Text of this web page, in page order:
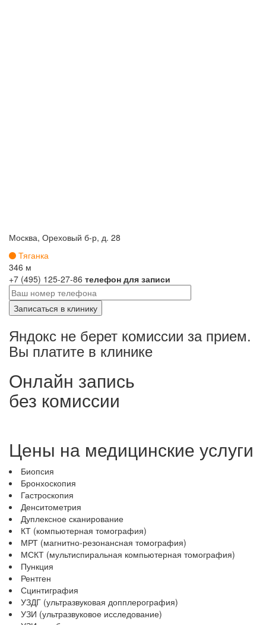
Москва, Ореховый б-р, д. 28
Тяганка
346 м
+7 (495) 125-27-86 телефон для записи
Яндокс не берет комиссии за прием.
Вы платите в клинике
Онлайн запись
без комиссии
Цены на медицинские услуги
Биопсия
Бронхоскопия
Гастроскопия
Денситометрия
Дуплексное сканирование
КТ (компьютерная томография)
МРТ (магнитно-резонансная томография)
МСКТ (мультиспиральная компьютерная томография)
Пункция
Рентген
Сцинтиграфия
УЗДГ (ультразвуковая допплерография)
УЗИ (ультразвуковое исследование)